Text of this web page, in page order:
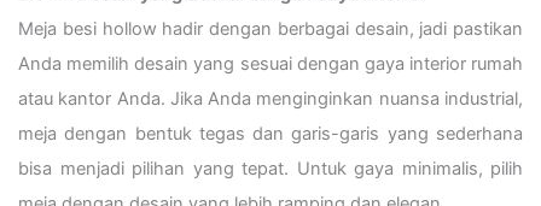
Meja besi hollow hadir dengan berbagai desain, jadi pastikan
Anda memilih desain yang sesuai dengan gaya interior rumah
atau kantor Anda. Jika Anda menginginkan nuansa industrial,
meja dengan bentuk tegas dan garis-garis yang sederhana
bisa menjadi pilihan yang tepat. Untuk gaya minimalis, pilih